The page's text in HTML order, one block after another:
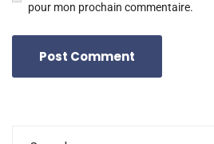
pour mon prochain commentaire.